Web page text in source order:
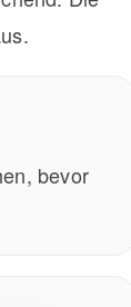
bevor